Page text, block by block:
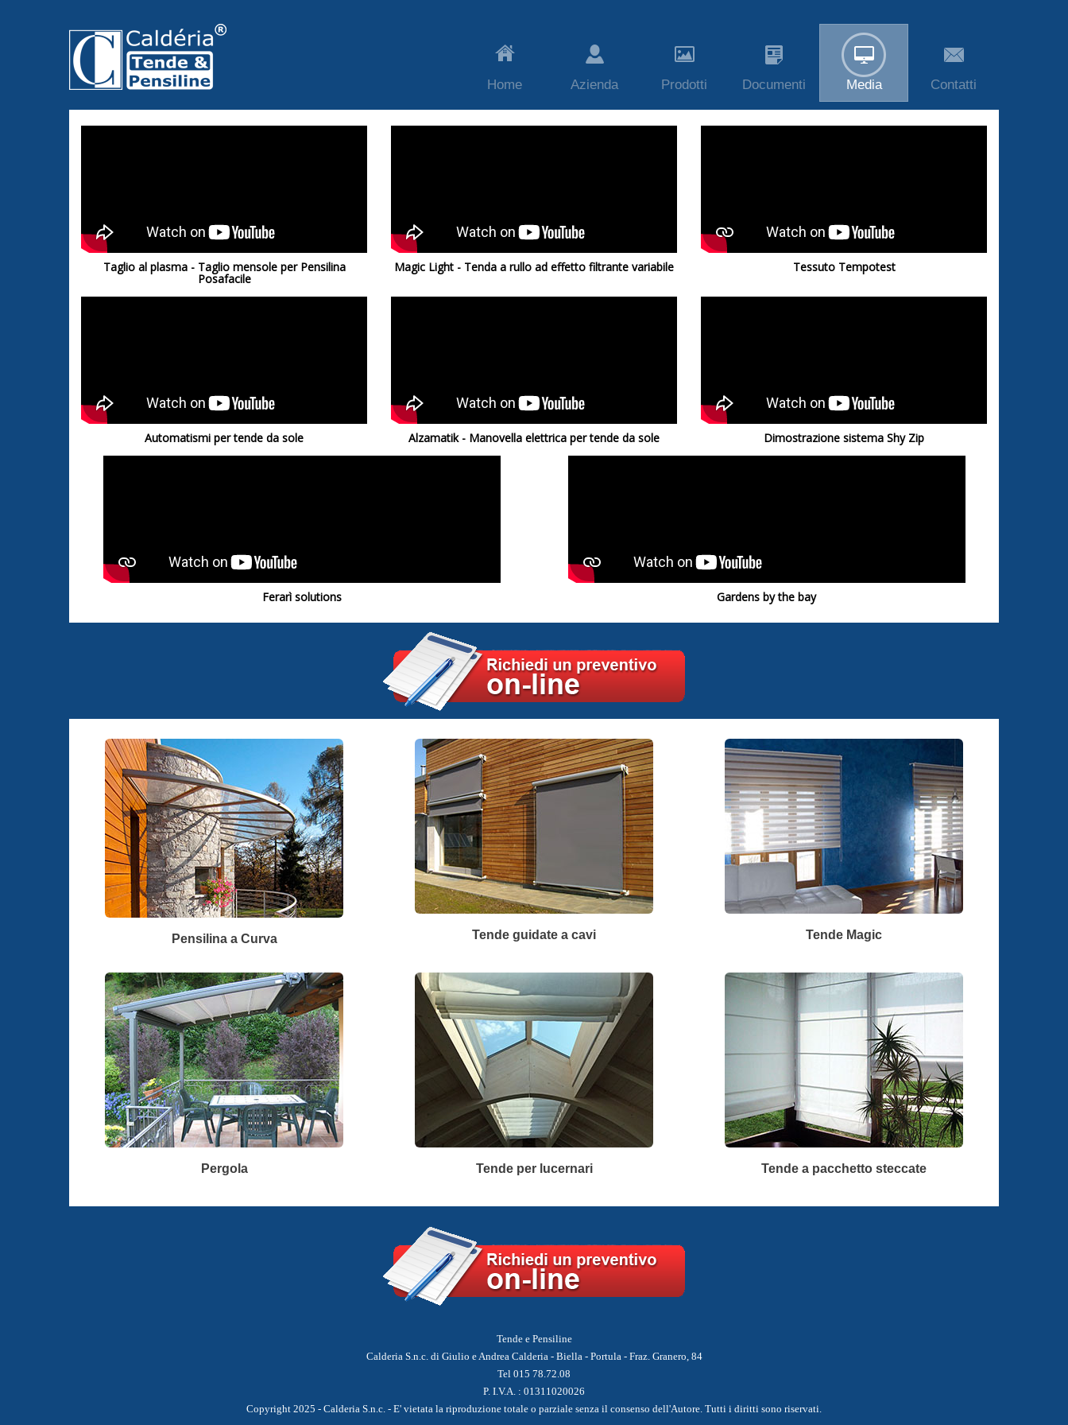
Home Azienda Prodotti Documenti Media Contatti
Taglio al plasma - Taglio mensole per Pensilina
Posafacile
Magic Light - Tenda a rullo ad effetto filtrante variabile Tessuto Tempotest
Automatismi per tende da sole Alzamatik - Manovella elettrica per tende da sole Dimostrazione sistema Shy Zip
Ferarì solutions Gardens by the bay
Pensilina a Curva Tende guidate a cavi Tende Magic
Pergola Tende per lucernari Tende a pacchetto steccate
Tende e Pensiline
Calderia S.n.c. di Giulio e Andrea Calderia - Biella - Portula - Fraz. Granero, 84
Tel 015 78.72.08
P. I.V.A. : 01311020026
Copyright 2025 - Calderia S.n.c. - E' vietata la riproduzione totale o parziale senza il consenso dell'Autore. Tutti i diritti sono riservati.